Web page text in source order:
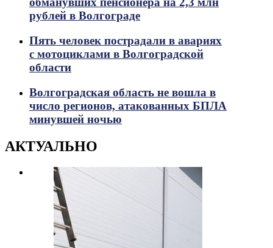
рублей в Волгограде
Пять человек пострадали в авариях
с мотоциклами в Волгоградской
области
Волгоградская область не вошла в
число регионов, атакованных БПЛА
минувшей ночью
АКТУАЛЬНО